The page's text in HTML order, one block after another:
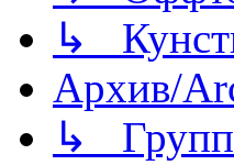
↳
Архив/
↳